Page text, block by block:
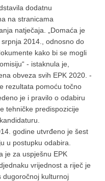
dodatnu
na stranicama
natječaja. „Domaća je
2014., odnosno do
kako bi se mogli
- istaknula je,
obveza svih EPK 2020. -
rezultata pomoću točno
je i pravilo o odabiru
tehničke predispozicije
godine utvrđeno je šest
u postupku odabira.
je za uspješnu EPK
vrijednost a riječ je
dugoročnoj kulturnoj